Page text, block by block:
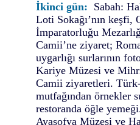
İkinci gün: Sabah:
Loti Sokağı’nın keşfi,
İmparatorluğu
Camii’ne ziyaret;
uygarlığı surlarının
Kariye Müzesi ve
Camii ziyaretleri.
mutfağından örnekler
restoranda öğle
Ayasofya Müzesi ve